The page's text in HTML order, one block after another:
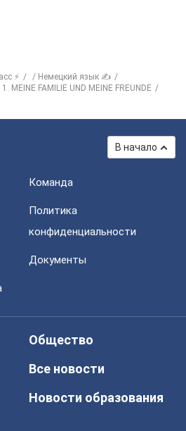
⚡
Немецкий язык ✍
MEINE FAMILIE UND MEINE FREUNDE
В начало
Команда
Политика
конфиденциальности
Документы
Общество
Все новости
Новости образования